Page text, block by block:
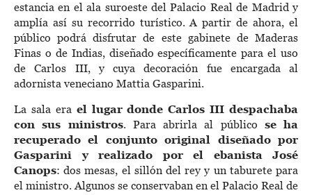
estancia en el ala suroeste del Palacio Real de Madrid y
amplía así su recorrido turístico. A partir de ahora, el
público podrá disfrutar de este gabinete de Maderas
Finas o de Indias, diseñado específicamente para el uso
de Carlos III, y cuya decoración fue encargada al
adornista veneciano Mattia Gasparini.
La sala era el lugar donde Carlos III despachaba
con sus ministros. Para abrirla al público se ha
recuperado el conjunto original diseñado por
Gasparini y realizado por el ebanista José
Canops: dos mesas, el sillón del rey y un taburete para
el ministro. Algunos se conservaban en el Palacio Real de